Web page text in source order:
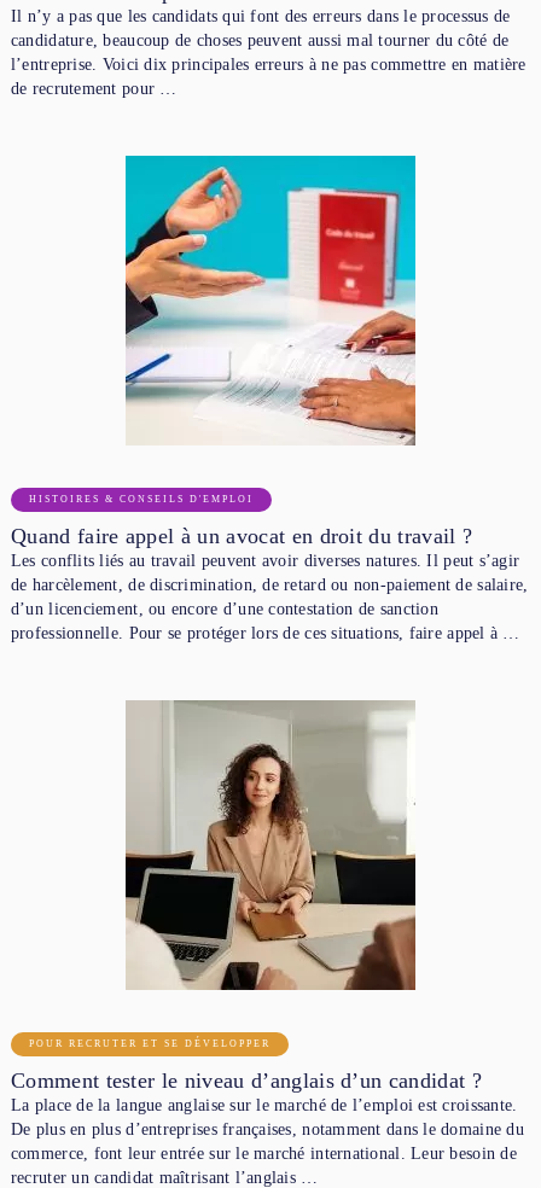
Il n’y a pas que les candidats qui font des erreurs dans le processus de
candidature, beaucoup de choses peuvent aussi mal tourner du côté de
l’entreprise. Voici dix principales erreurs à ne pas commettre en matière
de recrutement pour …
HISTOIRES & CONSEILS D'EMPLOI
Quand faire appel à un avocat en droit du travail ?
Les conflits liés au travail peuvent avoir diverses natures. Il peut s’agir
de harcèlement, de discrimination, de retard ou non-paiement de salaire,
d’un licenciement, ou encore d’une contestation de sanction
professionnelle. Pour se protéger lors de ces situations, faire appel à …
POUR RECRUTER ET SE DÉVELOPPER
Comment tester le niveau d’anglais d’un candidat ?
La place de la langue anglaise sur le marché de l’emploi est croissante.
De plus en plus d’entreprises françaises, notamment dans le domaine du
commerce, font leur entrée sur le marché international. Leur besoin de
recruter un candidat maîtrisant l’anglais …